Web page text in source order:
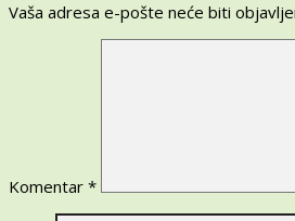
Vaša adresa e-pošte neće biti
Komentar *